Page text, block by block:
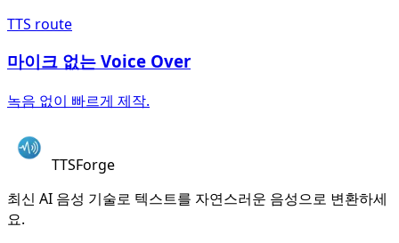
TTS route
마이크 없는 Voice Over
녹음 없이 빠르게 제작.
TTSForge
최신 AI 음성 기술로 텍스트를 자연스러운 음성으로 변환하세
요.